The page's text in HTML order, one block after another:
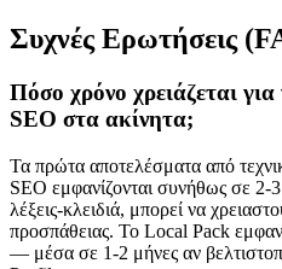
Συχνές Ερωτήσεις
Πόσο χρόνο χρειάζεται
SEO στα ακίνητα;
Τα πρώτα αποτελέσματα από
SEO εμφανίζονται συνήθως σε 2-3
λέξεις-κλειδιά, μπορεί να
προσπάθειας. Το Local Pack
— μέσα σε 1-2 μήνες αν